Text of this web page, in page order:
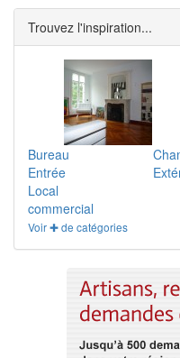
Trouvez l'inspiration...
Bureau
Entrée
Local
commercial
Voir ✚ de catégories